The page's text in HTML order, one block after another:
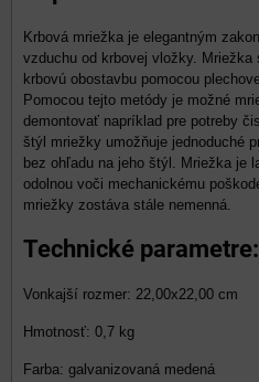
Krbová mriežka je elegantným
vzduchu od krbovej vložky. Mriežka
krbovú obostavbu pomocou
Pomocou tejto metódy je možné
demontovať napríklad pre potreby
štýl mriežky umožňuje jednoduché
bez ohľadu na jeho štýl. Mriežka je
odolnou voči mechanickému
mriežky zostáva stále nemenná.
Technické parametre:
Vonkajší rozmer: 22,00x22,00 cm
Hmotnosť: 0,7 kg
Farba: galvanizovaná medená